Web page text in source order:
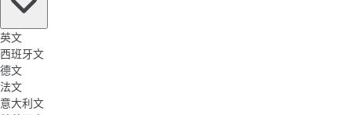
英文
西班牙文
德文
法文
意大利文